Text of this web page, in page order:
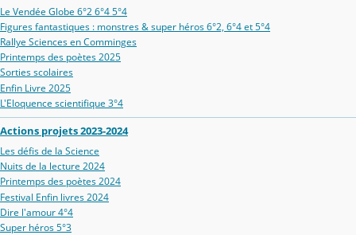
Le Vendée Globe 6°2 6°4 5°4
Figures fantastiques : monstres & super héros 6°2, 6°4 et 5°4
Rallye Sciences en Comminges
Printemps des poètes 2025
Sorties scolaires
Enfin Livre 2025
L'Eloquence scientifique 3°4
Actions projets 2023-2024
Les défis de la Science
Nuits de la lecture 2024
Printemps des poètes 2024
Festival Enfin livres 2024
Dire l'amour 4°4
Super héros 5°3